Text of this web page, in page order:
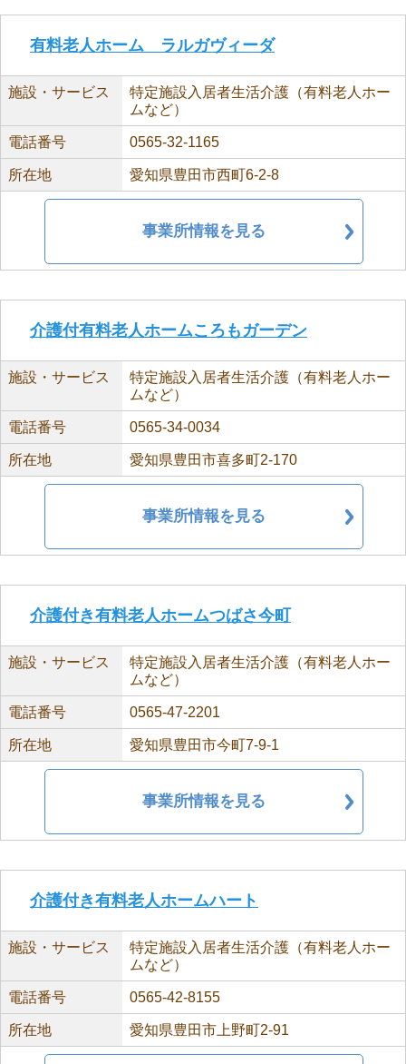
有料老人ホーム ラルガヴィーダ
施設・サービス
特定施設入居者生活介護（有料老人ホー
ムなど）
電話番号 0565-32-1165
所在地 愛知県豊田市西町6-2-8
事業所情報を見る
介護付有料老人ホームころもガーデン
施設・サービス
特定施設入居者生活介護（有料老人ホー
ムなど）
電話番号 0565-34-0034
所在地 愛知県豊田市喜多町2-170
事業所情報を見る
介護付き有料老人ホームつばさ今町
施設・サービス
特定施設入居者生活介護（有料老人ホー
ムなど）
電話番号 0565-47-2201
所在地 愛知県豊田市今町7-9-1
事業所情報を見る
介護付き有料老人ホームハート
施設・サービス
特定施設入居者生活介護（有料老人ホー
ムなど）
電話番号 0565-42-8155
所在地 愛知県豊田市上野町2-91